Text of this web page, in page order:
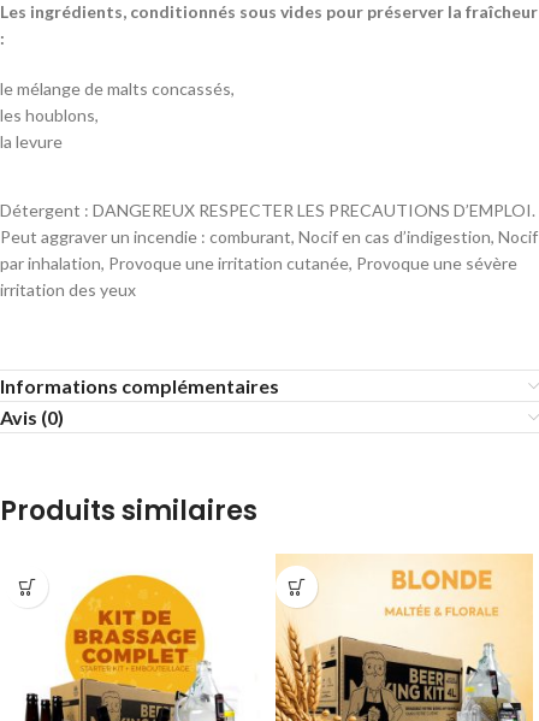
Les ingrédients, conditionnés sous vides pour préserver la fraîcheur
:
le mélange de malts concassés,
les houblons,
la levure
Détergent : DANGEREUX RESPECTER LES PRECAUTIONS D’EMPLOI.
Peut aggraver un incendie : comburant, Nocif en cas d’indigestion, Nocif
par inhalation, Provoque une irritation cutanée, Provoque une sévère
irritation des yeux
Informations complémentaires
Avis (0)
Produits similaires